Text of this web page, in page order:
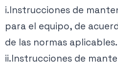
i.Instrucciones de
para el equipo, de
de las normas aplicables.
ii.Instrucciones de